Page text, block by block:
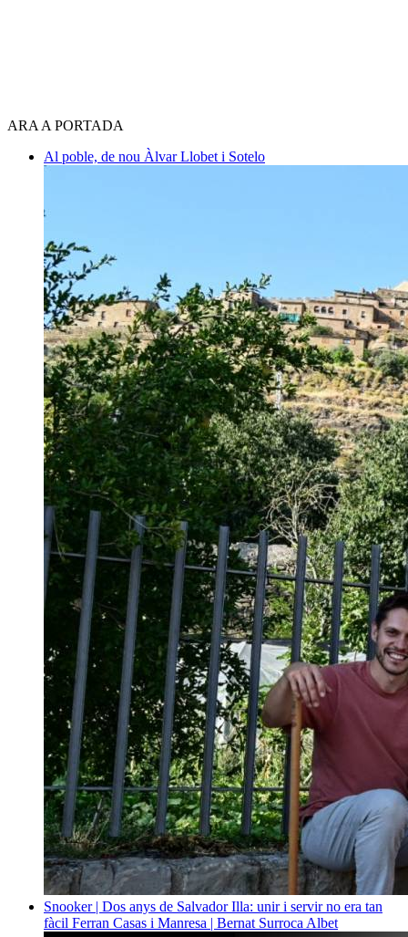
ARA A PORTADA
Al poble, de nou Àlvar Llobet i Sotelo
Snooker | Dos anys de Salvador Illa: unir i servir no era tan
fàcil Ferran Casas i Manresa | Bernat Surroca Albet